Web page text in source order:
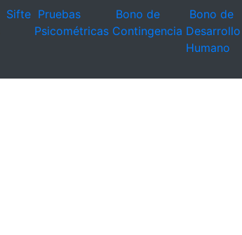
Sifte Pruebas
Psicométricas
Bono de
Contingencia
Bono de
Desarrollo
Humano